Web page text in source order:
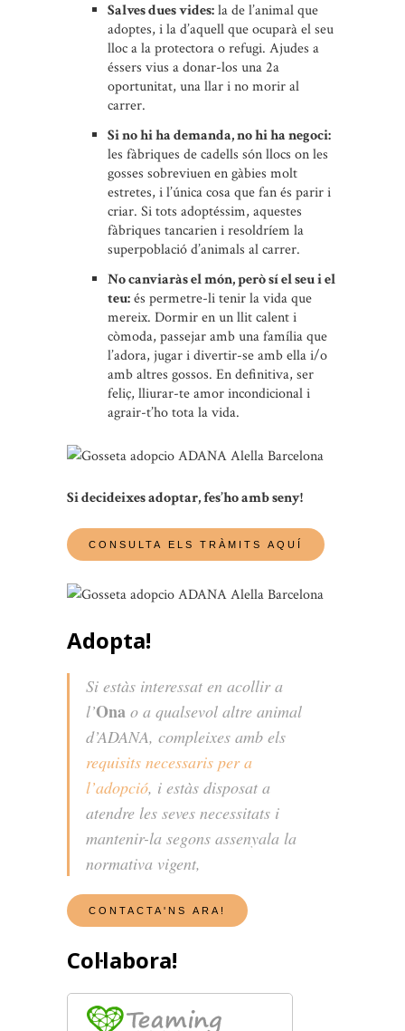
Salves dues vides:la de l’animal que
adoptes, i la d’aquell que ocuparà el seu
lloc a la protectora o refugi. Ajudes a
éssers vius a donar-los una 2a
oportunitat, una llar i no morir al
carrer.
Si no hi ha demanda, no hi ha negoci:
les fàbriques de cadells són llocs on les
gosses sobreviuen en gàbies molt
estretes, i l’única cosa que fan és parir i
criar. Si tots adoptéssim, aquestes
fàbriques tancarien i resoldríem la
superpoblació d’animals al carrer.
No canviaràs el món, però sí el seu i el
teu:és permetre-li tenir la vida que
mereix. Dormir en un llit calent i
còmoda, passejar amb una família que
l’adora, jugar i divertir-se amb ella i/o
amb altres gossos. En definitiva, ser
feliç, lliurar-te amor incondicional i
agrair-t’ho tota la vida.
Si decideixes adoptar, fes’ho amb seny!
Adopta!
Si estàs interessat en acollir a
l’Ona o a qualsevol altre animal
d’ADANA, compleixes amb els
requisits necessaris per a
l’adopció, i estàs disposat a
atendre les seves necessitats i
mantenir-la segons assenyala la
normativa vigent,
Col·labora!